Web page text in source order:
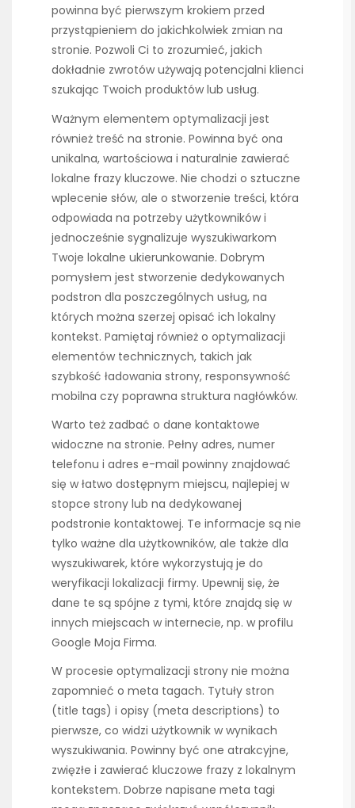
powinna być pierwszym krokiem przed
przystąpieniem do jakichkolwiek zmian na
stronie. Pozwoli Ci to zrozumieć, jakich
dokładnie zwrotów używają potencjalni klienci
szukając Twoich produktów lub usług.
Ważnym elementem optymalizacji jest
również treść na stronie. Powinna być ona
unikalna, wartościowa i naturalnie zawierać
lokalne frazy kluczowe. Nie chodzi o sztuczne
wplecenie słów, ale o stworzenie treści, która
odpowiada na potrzeby użytkowników i
jednocześnie sygnalizuje wyszukiwarkom
Twoje lokalne ukierunkowanie. Dobrym
pomysłem jest stworzenie dedykowanych
podstron dla poszczególnych usług, na
których można szerzej opisać ich lokalny
kontekst. Pamiętaj również o optymalizacji
elementów technicznych, takich jak
szybkość ładowania strony, responsywność
mobilna czy poprawna struktura nagłówków.
Warto też zadbać o dane kontaktowe
widoczne na stronie. Pełny adres, numer
telefonu i adres e-mail powinny znajdować
się w łatwo dostępnym miejscu, najlepiej w
stopce strony lub na dedykowanej
podstronie kontaktowej. Te informacje są nie
tylko ważne dla użytkowników, ale także dla
wyszukiwarek, które wykorzystują je do
weryfikacji lokalizacji firmy. Upewnij się, że
dane te są spójne z tymi, które znajdą się w
innych miejscach w internecie, np. w profilu
Google Moja Firma.
W procesie optymalizacji strony nie można
zapomnieć o meta tagach. Tytuły stron
(title tags) i opisy (meta descriptions) to
pierwsze, co widzi użytkownik w wynikach
wyszukiwania. Powinny być one atrakcyjne,
zwięzłe i zawierać kluczowe frazy z lokalnym
kontekstem. Dobrze napisane meta tagi